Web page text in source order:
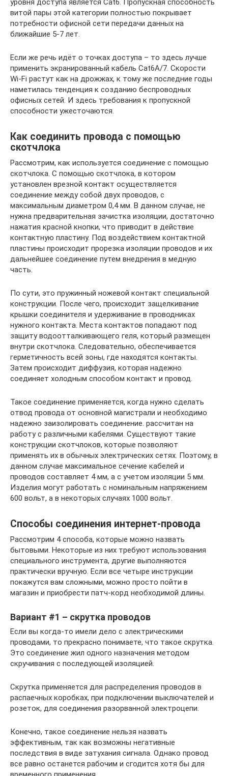
уровня доступа является Cat6. Пропускная способность
витой пары этой категории полностью покрывает
потребности офисной сети передачи данных на
ближайшие 5-7 лет.
Если же речь идёт о точках доступа – то здесь лучше
применить экранированный кабель Cat6A/7. Скорости
Wi-Fi растут как на дрожжах, к тому же последние годы
наметилась тенденция к созданию беспроводных
офисных сетей. И здесь требования к пропускной
способности ужесточаются.
Как соединить провода с помощью
скотчлока
Рассмотрим, как используется соединение с помощью
скотчлока. С помощью скотчлока, в котором
установлен врезной контакт осуществляется
соединение между собой двух проводов, с
максимальным диаметром 0,4 мм. В данном случае, не
нужна предварительная зачистка изоляции, достаточно
нажатия красной кнопки, что приводит в действие
контактную пластину. Под воздействием контактной
пластины происходит прорезка изоляции проводов и их
дальнейшее соединение путем внедрения в медную
часть.
По сути, это пружинный ножевой контакт специальной
конструкции. После чего, происходит защелкивание
крышки соединителя и удерживание в проводниках
нужного контакта. Места контактов попадают под
защиту водоотталкивающего геля, который размещен
внутри скотчлока. Следовательно, обеспечивается
герметичность всей зоны, где находятся контакты.
Затем происходит диффузия, которая надежно
соединяет холодным способом контакт и провод.
Такое соединение применяется, когда нужно сделать
отвод провода от основной магистрали и необходимо
надежно заизолировать соединение. рассчитан на
работу с различными кабелями. Существуют такие
конструкции скотчлоков, которые позволяют
применять их в обычных электрических сетях. Поэтому, в
данном случае максимальное сечение кабелей и
проводов составляет 4 мм, а с учетом изоляции 5 мм.
Изделия могут работать с номинальным напряжением
600 вольт, а в некоторых случаях 1000 вольт.
Способы соединения интернет-провода
Рассмотрим 4 способа, которые можно назвать
бытовыми. Некоторые из них требуют использования
специального инструмента, другие выполняются
практически вручную. Если все четыре инструкции
покажутся вам сложными, можно просто пойти в
магазин и приобрести патч-корд необходимой длины.
Вариант #1 – скрутка проводов
Если вы когда-то имели дело с электрическими
проводами, то прекрасно понимаете, что такое скрутка.
Это соединение жил одного назначения методом
скручивания с последующей изоляцией.
Скрутка применяется для распределения проводов в
распаечных коробках, при подключении выключателей и
розеток, для соединения разорванной электроцепи.
Конечно, такое соединение нельзя назвать
эффективным, так как возможны негативные
последствия в виде затухания сигнала. Однако провод
все равно останется рабочим и сгодится хотя бы для